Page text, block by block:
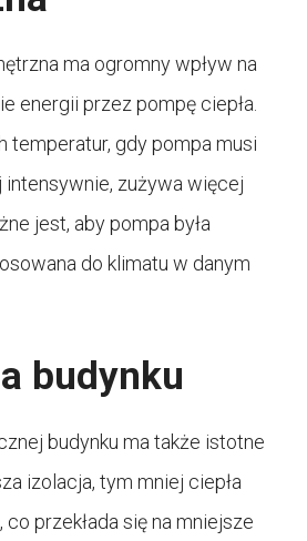
ma ogromny wpływ na
energii przez pompę ciepła.
temperatur, gdy pompa musi
zużywa więcej
jest, aby pompa była
do klimatu w danym
budynku
budynku ma także istotne
izolacja, tym mniej ciepła
przekłada się na mniejsze